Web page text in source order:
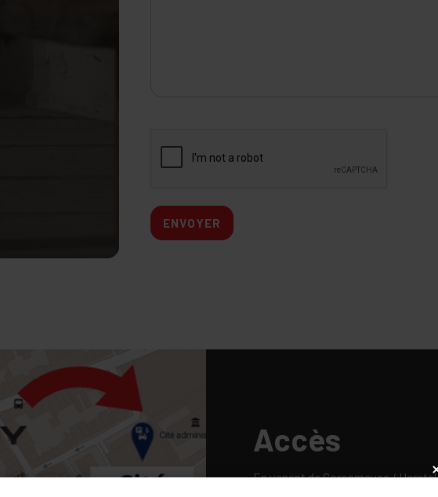
ENVOYER
Accès
En venant de Coronmeuse /
x